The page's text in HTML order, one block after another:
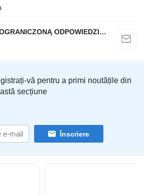
ALUPART SPÓŁKA Z OGRANICZONĄ ODPOWIEDZIALNOŚCIĄ
vă pentru a primi noutățile din
secțiune
Înscriere